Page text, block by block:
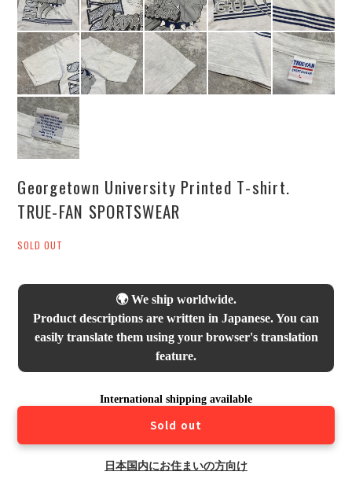
Georgetown University Printed T-shirt.
TRUE-FAN SPORTSWEAR
SOLD OUT
🌍 We ship worldwide.
Product descriptions are written in Japanese. You can
easily translate them using your browser's translation
feature.
International shipping available
Sold out
日本国内にお住まいの方向け